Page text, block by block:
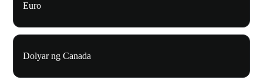
Euro
Dolyar ng Canada